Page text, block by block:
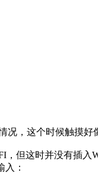
况，这个时候触摸
但这时并没有插
：